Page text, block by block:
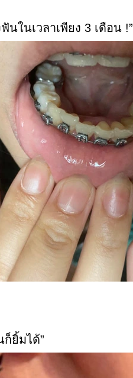
ในเวลาเพียง 3 เดือน !”
ยิ้มได้”